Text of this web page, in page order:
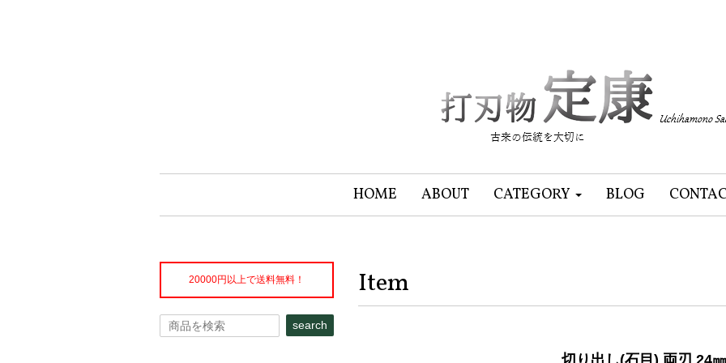
HOME ABOUT CATEGORY BLOG
Item
切り出し(石目) 両刃 24㎜
20000円以上で送料無料！
search